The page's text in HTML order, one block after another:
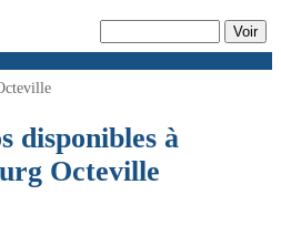
disponibles à
Octeville